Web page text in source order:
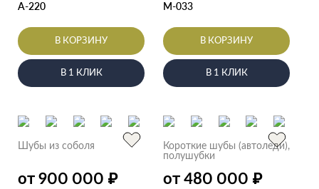
А-220
В КОРЗИНУ
В 1 КЛИК
М-033
В КОРЗИНУ
В 1 КЛИК
Шубы из соболя
от 900 000 ₽
Короткие шубы (автоледи),
полушубки
от 480 000 ₽